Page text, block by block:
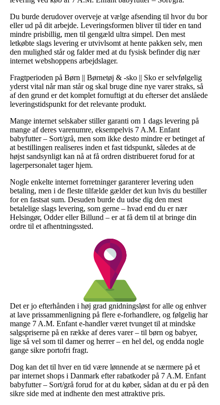
Du burde derudover overveje at vælge afsending til hvor du bor
eller ud på dit arbejde. Leveringsformen bliver til tider en tand
mindre prisbillig, men til gengæld ultra simpel. Den mest
letkøbte slags levering er utvivlsomt at hente pakken selv, men
den mulighed står og falder med at du fysisk befinder dig nær
internet webshoppens arbejdslager.
Fragtperioden på Børn || Børnetøj & -sko || Sko er selvfølgelig
yderst vital når man står og skal bruge dine nye varer straks, så
af den grund er det komplet fornuftigt at du efterser det anslåede
leveringstidspunkt for det relevante produkt.
Mange internet selskaber stiller garanti om 1 dags levering på
mange af deres varenumre, eksempelvis 7 A.M. Enfant
babyfutter – Sort/grå, men som ikke desto mindre er betinget af
at bestillingen realiseres inden et fast tidspunkt, således at de
højst sandsynligt kan nå at få ordren distribueret forud for at
lagerpersonalet tager hjem.
Nogle enkelte internet forretninger garanterer levering uden
betaling, men i de fleste tilfælde gælder det kun hvis du bestiller
for en fastsat sum. Desuden burde du udse dig den mest
betalelige slags levering, som gerne – hvad end du er nær
Helsingør, Odder eller Billund – er at få dem til at bringe din
ordre til et afhentningssted.
Det er jo efterhånden i høj grad gnidningsløst for alle og enhver
at lave prissammenligning på flere e-forhandlere, og følgelig har
mange 7 A.M. Enfant e-handler været tvunget til at mindske
salgspriserne på en række af deres varer – til børn og babyer,
lige så vel som til damer og herrer – en hel del, og endda nogle
gange sikre portofri fragt.
Dog kan det til hver en tid være lønnende at se nærmere på et
par internet shops i Danmark efter rabatkoder på 7 A.M. Enfant
babyfutter – Sort/grå forud for at du køber, sådan at du er på den
sikre side med at indhente den mest attraktive pris.